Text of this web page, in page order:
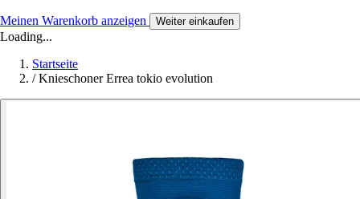
Meinen Warenkorb anzeigen Weiter einkaufen
Loading...
Startseite
/ Knieschoner Errea tokio evolution